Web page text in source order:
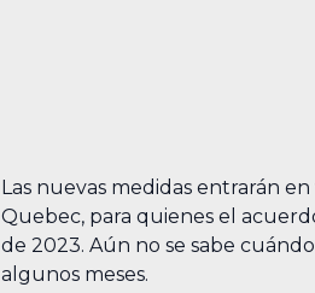
Las nuevas medidas entrarán
Quebec, para quienes el
de 2023. Aún no se sabe
algunos meses.